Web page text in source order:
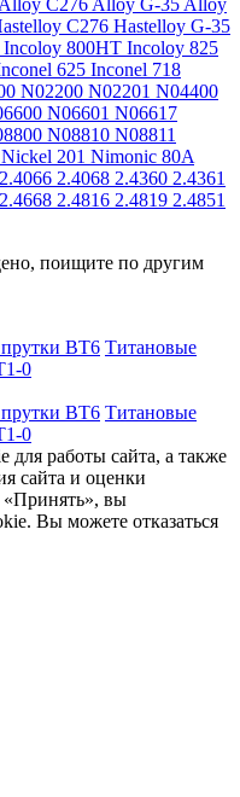
Alloy C276 Alloy G-35 Alloy
C276 Hastelloy G-35
Incoloy 800HT Incoloy 825
625 Inconel 718
N02200 N02201 N04400
N06601 N06617
N08810 N08811
Nickel 201 Nimonic 80A
2.4066 2.4068 2.4360 2.4361
2.4668 2.4816 2.4819 2.4851
поищите по другим
ВТ6 Титановые
0
ВТ6 Титановые
0
работы сайта, а также
сайта и оценки
вы
Вы можете отказаться